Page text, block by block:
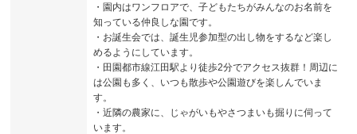
・園内はワンフロアで、子どもたちがみんなのお名前を
知っている仲良しな園です。
・お誕生会では、誕生児参加型の出し物をするなど楽し
めるようにしています。
・田園都市線江田駅より徒歩2分でアクセス抜群！周辺に
は公園も多く、いつも散歩や公園遊びを楽しんでいま
す。
・近隣の農家に、じゃがいもやさつまいも掘りに伺って
います。